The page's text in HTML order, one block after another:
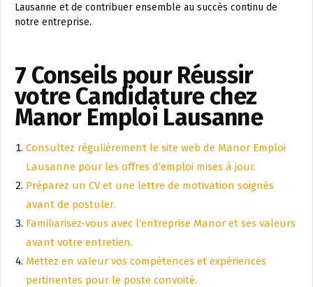
Lausanne et de contribuer ensemble au succès continu de
notre entreprise.
7 Conseils pour Réussir
votre Candidature chez
Manor Emploi Lausanne
Consultez régulièrement le site web de Manor Emploi
Lausanne pour les offres d’emploi mises à jour.
Préparez un CV et une lettre de motivation soignés
avant de postuler.
Familiarisez-vous avec l’entreprise Manor et ses valeurs
avant votre entretien.
Mettez en valeur vos compétences et expériences
pertinentes pour le poste convoité.